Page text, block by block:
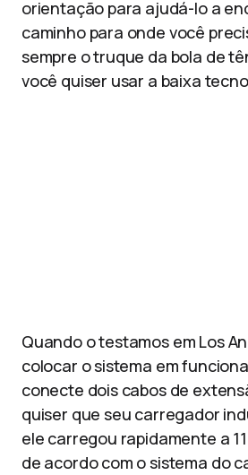
orientação para ajudá-lo a
caminho para onde você
sempre o truque da bola de
você quiser usar a baixa
Quando o testamos em Los
colocar o sistema em
conecte dois cabos de
quiser que seu carregador
ele carregou rapidamente a
de acordo com o sistema do